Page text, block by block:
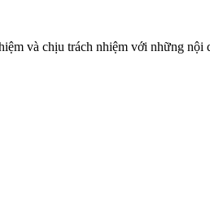
và chịu trách nhiệm với những nội